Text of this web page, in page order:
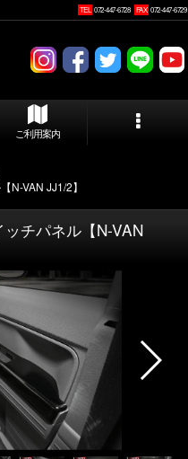
TEL 072-447-6728 FAX 072-447-6729
ご利用案内
N-VAN JJ1/2】
チパネル【N-VAN